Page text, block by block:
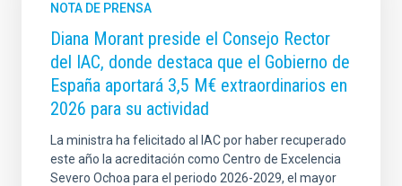
NOTA DE PRENSA
Diana Morant preside el Consejo Rector
del IAC, donde destaca que el Gobierno de
España aportará 3,5 M€ extraordinarios en
2026 para su actividad
La ministra ha felicitado al IAC por haber recuperado
este año la acreditación como Centro de Excelencia
Severo Ochoa para el periodo 2026-2029, el mayor